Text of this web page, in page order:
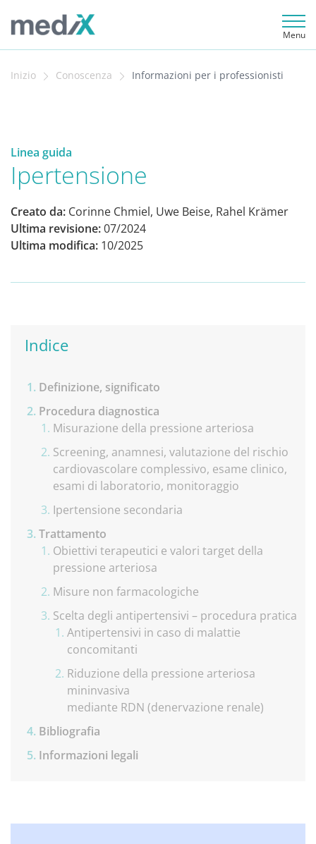
Menu
Inizio Conoscenza Informazioni per i professionisti
Linea guida
Ipertensione
Creato da: Corinne Chmiel, Uwe Beise, Rahel Krämer
Ultima revisione:07/2024
Ultima modifica: 10/2025
Indice
Definizione, significato
Procedura diagnostica
Misurazione della pressione arteriosa
Screening, anamnesi, valutazione del rischio
cardiovascolare complessivo, esame clinico,
esami di laboratorio, monitoraggio
Ipertensione secondaria
Trattamento
Obiettivi terapeutici e valori target della
pressione arteriosa
Misure non farmacologiche
Scelta degli antipertensivi – procedura pratica
Antipertensivi in caso di malattie
concomitanti
Riduzione della pressione arteriosa
mininvasiva
mediante RDN (denervazione renale)
Bibliografia
Informazioni legali